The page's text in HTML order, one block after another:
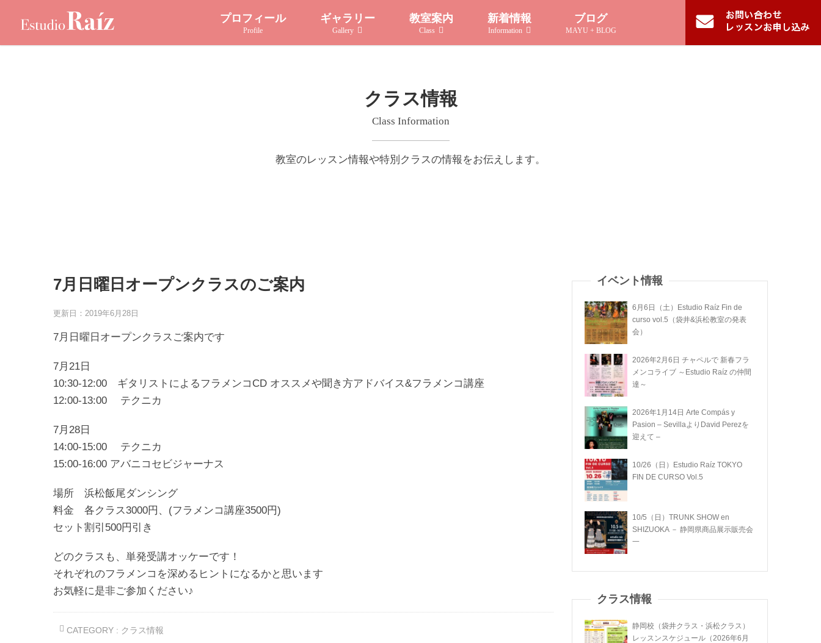
プロフィール
Profile
ギャラリー
Gallery
教室案内
Class
新着情報
Information
ブログ
MAYU + BLOG
クラス情報
Class Information
教室のレッスン情報や特別クラスの情報をお伝えします。
7月日曜日オープンクラスのご案内
更新日：2019年6月28日
7月日曜日オープンクラスご案内です
7月21日
10:30-12:00 ギタリストによるフラメンコCD オススメや聞き方アドバイス&フラメンコ講座
12:00-13:00 テクニカ
7月28日
14:00-15:00 テクニカ
15:00-16:00 アバニコセビジャーナス
場所 浜松飯尾ダンシング
料金 各クラス3000円、(フラメンコ講座3500円)
セット割引500円引き
どのクラスも、単発受講オッケーです！
それぞれのフラメンコを深めるヒントになるかと思います
お気軽に是非ご参加ください♪
CATEGORY : クラス情報
イベント情報
6月6日（土）Estudio Raíz Fin de
curso vol.5（袋井&浜松教室の発表
会）
2026年2月6日 チャペルで 新春フラ
メンコライブ ～Estudio Raíz の仲間
達～
2026年1月14日 Arte Compás y
Pasion – SevillaよりDavid Perezを
迎えて –
10/26（日）Estudio Raíz TOKYO
FIN DE CURSO Vol.5
10/5（日）TRUNK SHOW en
SHIZUOKA － 静岡県商品展示販売会
一
クラス情報
静岡校（袋井クラス・浜松クラス）
レッスンスケジュール（2026年6月